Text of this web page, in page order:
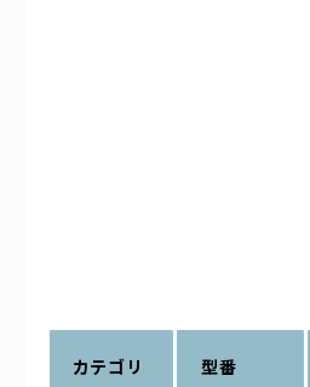
カテゴリ
型番